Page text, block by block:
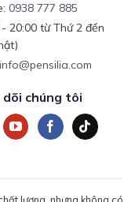
0938 777 885
20:00 từ Thứ 2 đến
info@pensilia.com
chúng tôi